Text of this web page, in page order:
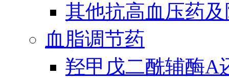
其他抗高血压药
血脂调节药
羟甲戊二酰辅酶A